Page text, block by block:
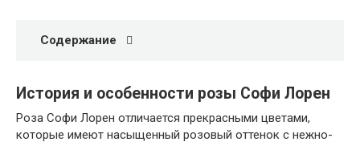
Содержание
История и особенности розы Софи Лорен
Роза Софи Лорен отличается прекрасными цветами,
которые имеют насыщенный розовый оттенок с нежно-